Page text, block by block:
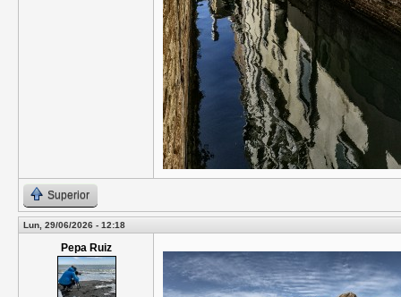
Superior
Lun, 29/06/2026 - 12:18
Pepa Ruiz